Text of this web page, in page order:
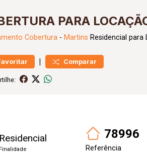
PARA
Cobertura - Martins Residencial
| Comparar
Residencial 78996
Referência